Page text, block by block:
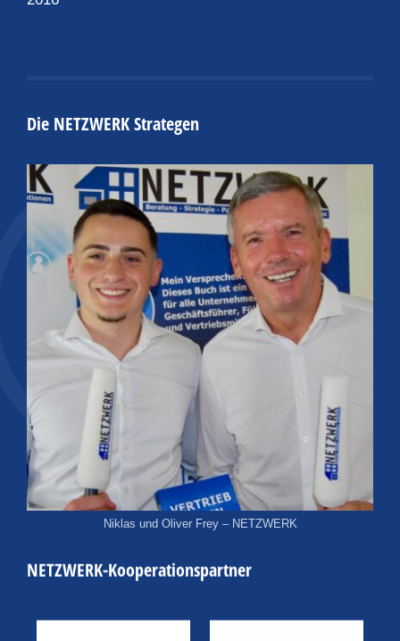
Die NETZWERK Strategen
Niklas und Oliver Frey – NETZWERK
NETZWERK-Kooperationspartner